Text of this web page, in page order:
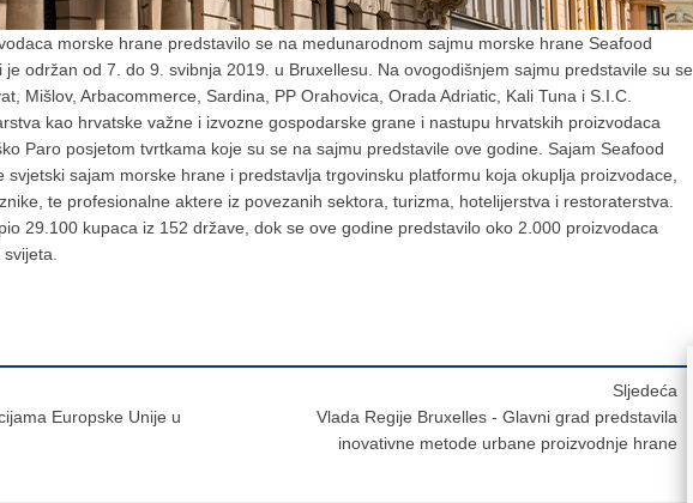
morske hrane predstavilo se na medunarodnom sajmu morske hrane Seafood
je održan od 7. do 9. svibnja 2019. u Bruxellesu. Na ovogodišnjem sajmu predstavile su se
Mišlov, Arbacommerce, Sardina, PP Orahovica, Orada Adriatic, Kali Tuna i S.I.C.
kao hrvatske važne i izvozne gospodarske grane i nastupu hrvatskih proizvodaca
Paro posjetom tvrtkama koje su se na sajmu predstavile ove godine. Sajam Seafood
svjetski sajam morske hrane i predstavlja trgovinsku platformu koja okuplja proizvodace,
te profesionalne aktere iz povezanih sektora, turizma, hotelijerstva i restoraterstva.
29.100 kupaca iz 152 države, dok se ove godine predstavilo oko 2.000 proizvodaca
Europske Unije u
Sljedeća
Vlada Regije Bruxelles - Glavni grad predstavila
inovativne metode urbane proizvodnje hrane